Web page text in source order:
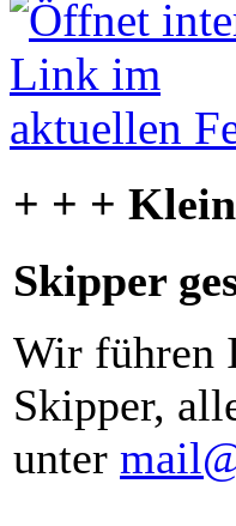
+ + +
Skipper
Wir führen
Skipper,
unter